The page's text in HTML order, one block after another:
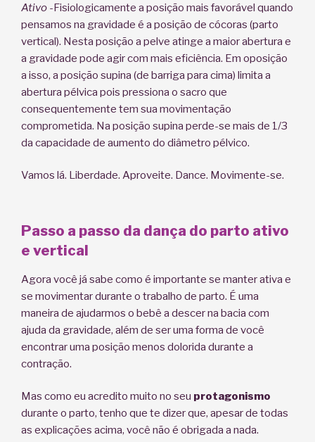
Ativo -Fisiologicamente a posição mais favorável quando
pensamos na gravidade é a posição de cócoras (parto
vertical). Nesta posição a pelve atinge a maior abertura e
a gravidade pode agir com mais eficiência. Em oposição
a isso, a posição supina (de barriga para cima) limita a
abertura pélvica pois pressiona o sacro que
consequentemente tem sua movimentação
comprometida. Na posição supina perde-se mais de 1/3
da capacidade de aumento do diâmetro pélvico.
Vamos lá. Liberdade. Aproveite. Dance. Movimente-se.
Passo a passo da dança do parto ativo
e vertical
Agora você já sabe como é importante se manter ativa e
se movimentar durante o trabalho de parto. É uma
maneira de ajudarmos o bebê a descer na bacia com
ajuda da gravidade, além de ser uma forma de você
encontrar uma posição menos dolorida durante a
contração.
Mas como eu acredito muito no seu protagonismo
durante o parto, tenho que te dizer que, apesar de todas
as explicações acima, você não é obrigada a nada.